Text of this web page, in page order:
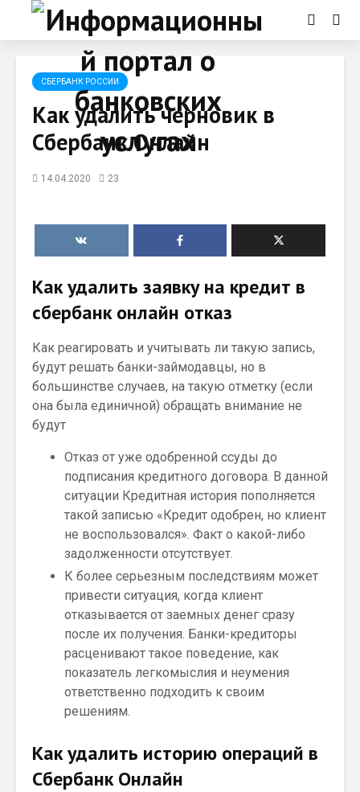
СБЕРБАНК РОССИИ
Как удалить черновик в
Сбербанк Онлайн
14.04.2020 23
Как удалить заявку на кредит в
сбербанк онлайн отказ
Как реагировать и учитывать ли такую запись,
будут решать банки-займодавцы, но в
большинстве случаев, на такую отметку (если
она была единичной) обращать внимание не
будут
Отказ от уже одобренной ссуды до
подписания кредитного договора. В данной
ситуации Кредитная история пополняется
такой записью «Кредит одобрен, но клиент
не воспользовался». Факт о какой-либо
задолженности отсутствует.
К более серьезным последствиям может
привести ситуация, когда клиент
отказывается от заемных денег сразу
после их получения. Банки-кредиторы
расценивают такое поведение, как
показатель легкомыслия и неумения
ответственно подходить к своим
решениям.
Как удалить историю операций в
Сбербанк Онлайн